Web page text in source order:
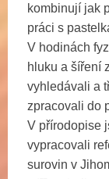
kombinují jak
práci s
V hodinách
hluku a šíření
vyhledávali a
zpracovali do
V přírodopise
vypracovali
surovin v